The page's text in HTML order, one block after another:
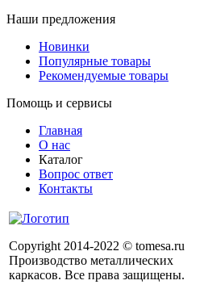
Наши предложения
Новинки
Популярные товары
Рекомендуемые товары
Помощь и сервисы
Главная
О нас
Каталог
Вопрос ответ
Контакты
Copyright 2014-2022 © tomesa.ru
Производство металлических
каркасов. Все права защищены.